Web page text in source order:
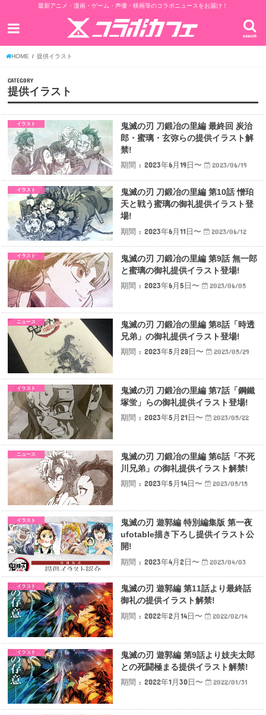
最新アニメ・漫画・ゲーム・声優・映画等のコラボニュースをお届け！
search
HOME 提供イラスト
CATEGORY
提供イラスト
イラスト
鬼滅の刃 刀鍛冶の里編 最終回 炭治
郎・蜜璃・玄弥らの提供イラスト解
禁!
期間 : 2023年6月19日〜
2023/06/19
イラスト
鬼滅の刃 刀鍛冶の里編 第10話 憎珀
天と戦う蜜璃の御礼提供イラスト登
場!
期間 : 2023年6月11日〜
2023/06/12
イラスト
鬼滅の刃 刀鍛冶の里編 第9話 無一郎
と蜜璃の御礼提供イラスト登場!
期間 : 2023年6月5日〜
2023/06/05
ニュース
鬼滅の刃 刀鍛冶の里編 第8話「時透
兄弟」の御礼提供イラスト登場!
期間 : 2023年5月28日〜
2023/05/29
イラスト
鬼滅の刃 刀鍛冶の里編 第7話「鋼鐵
塚蛍」らの御礼提供イラスト登場!
期間 : 2023年5月21日〜
2023/05/22
ニュース
鬼滅の刃 刀鍛冶の里編 第6話「不死
川兄弟」の御礼提供イラスト解禁!
期間 : 2023年5月14日〜
2023/05/15
イラスト
鬼滅の刃 遊郭編 特別編集版 第一夜
ufotable描き下ろし提供イラスト公
開!
期間 : 2023年4月2日〜
2023/04/03
イラスト
鬼滅の刃 遊郭編 第11話より最終話
御礼の提供イラスト解禁!
期間 : 2022年2月14日〜
2022/02/14
イラスト
鬼滅の刃 遊郭編 第9話より妓夫太郎
との死闘極まる提供イラスト解禁!
期間 : 2022年1月30日〜
2022/01/31